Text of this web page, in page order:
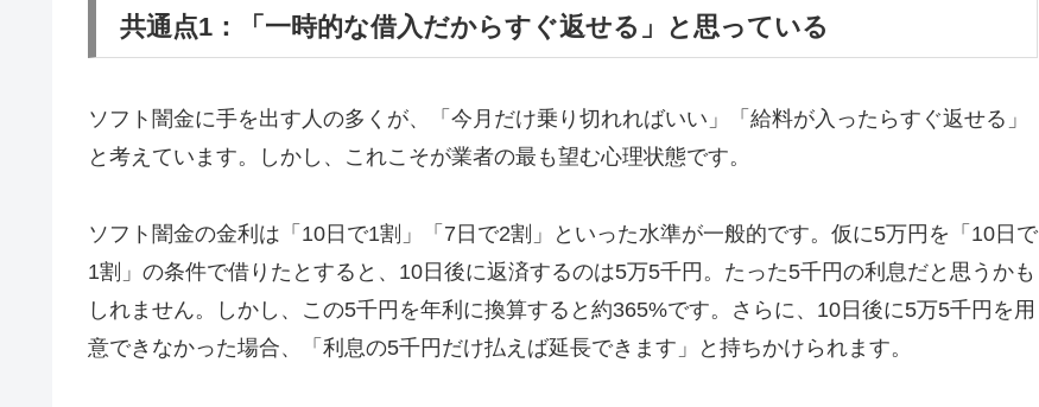
共通点1：「一時的な借入だからすぐ返せる」と思っている
ソフト闇金に手を出す人の多くが、「今月だけ乗り切れればいい」「給料が入ったらすぐ返せる」
と考えています。しかし、これこそが業者の最も望む心理状態です。
ソフト闇金の金利は「10日で1割」「7日で2割」といった水準が一般的です。仮に5万円を「10日で
1割」の条件で借りたとすると、10日後に返済するのは5万5千円。たった5千円の利息だと思うかも
しれません。しかし、この5千円を年利に換算すると約365%です。さらに、10日後に5万5千円を用
意できなかった場合、「利息の5千円だけ払えば延長できます」と持ちかけられます。